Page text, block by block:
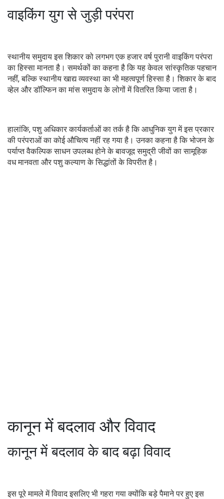
वाइकिंग युग से जुड़ी परंपरा
स्थानीय समुदाय इस शिकार को लगभग एक हजार वर्ष पुरानी वाइकिंग परंपरा
का हिस्सा मानता है। समर्थकों का कहना है कि यह केवल सांस्कृतिक पहचान
नहीं, बल्कि स्थानीय खाद्य व्यवस्था का भी महत्वपूर्ण हिस्सा है। शिकार के बाद
व्हेल और डॉल्फिन का मांस समुदाय के लोगों में वितरित किया जाता है।
हालांकि, पशु अधिकार कार्यकर्ताओं का तर्क है कि आधुनिक युग में इस प्रकार
की परंपराओं का कोई औचित्य नहीं रह गया है। उनका कहना है कि भोजन के
पर्याप्त वैकल्पिक साधन उपलब्ध होने के बावजूद समुद्री जीवों का सामूहिक
वध मानवता और पशु कल्याण के सिद्धांतों के विपरीत है।
कानून में बदलाव और विवाद
कानून में बदलाव के बाद बढ़ा विवाद
इस पूरे मामले में विवाद इसलिए भी गहरा गया क्योंकि बड़े पैमाने पर हुए इस